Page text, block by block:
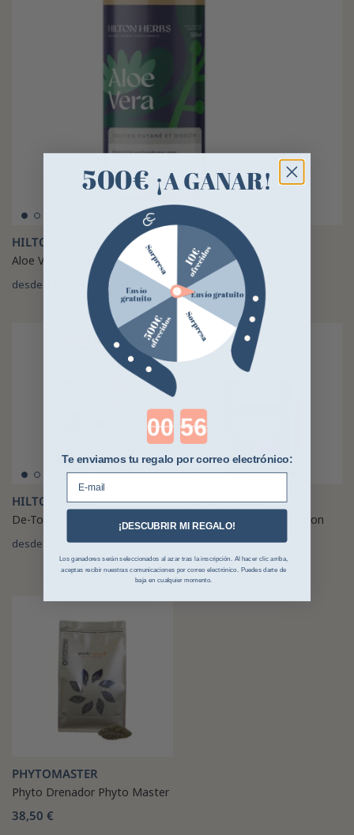
HILTON HERBS
Aloe Vera 2:1 Hilton Herbs
desde
HILTON HERBS
De-Tox Hilton Herbs
desde 39,99 €
HILTON HERBS
Detox Plus Concurso Hilton
Herbs
57,19 €
PHYTOMASTER
Phyto Drenador Phyto Master
38,50 €
500€ ¡A GANAR!
Countdown ends in:
Te enviamos tu regalo por correo electrónico:
E-mail
¡DESCUBRIR MI REGALO!
Los ganadores serán seleccionados al azar tras la inscripción. Al hacer clic arriba,
aceptas recibir nuestras comunicaciones por correo electrónico. Puedes darte de
baja en cualquier momento.